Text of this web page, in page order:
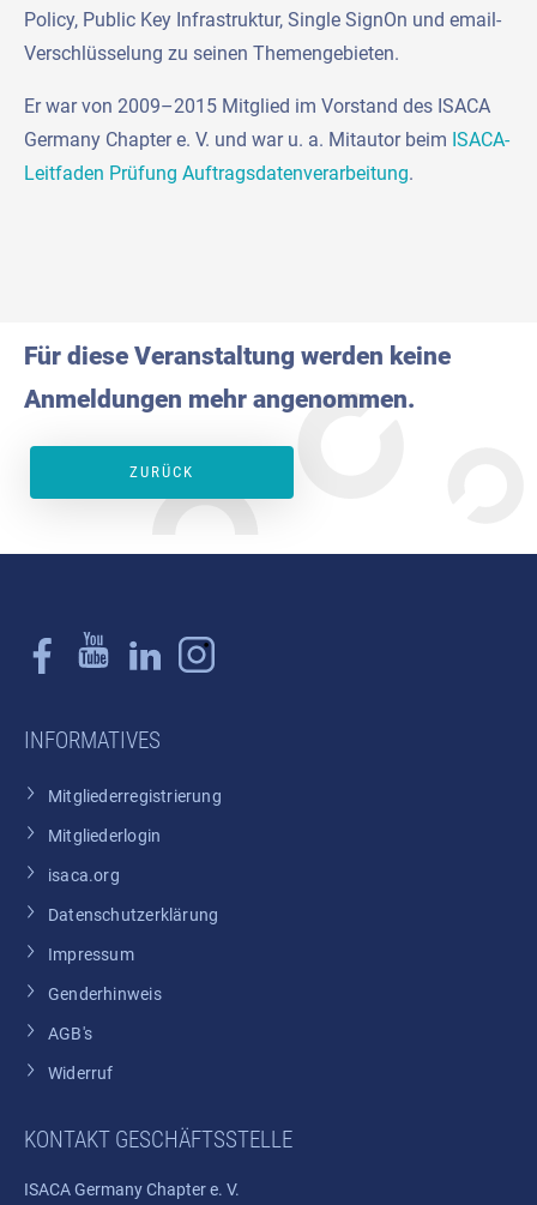
Policy, Public Key Infrastruktur, Single SignOn und email-
Verschlüsselung zu seinen Themengebieten.
Er war von 2009–2015 Mitglied im Vorstand des ISACA
Germany Chapter e. V. und war u. a. Mitautor beim ISACA-
Leitfaden Prüfung Auftragsdatenverarbeitung.
Für diese Veranstaltung werden keine
Anmeldungen mehr angenommen.
ZURÜCK
INFORMATIVES
Mitgliederregistrierung
Mitgliederlogin
isaca.org
Datenschutzerklärung
Impressum
Genderhinweis
AGB's
Widerruf
KONTAKT GESCHÄFTSSTELLE
ISACA Germany Chapter e. V.